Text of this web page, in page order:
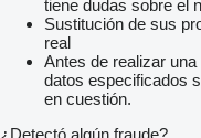
tiene dudas sobre el
Sustitución de sus
real
Antes de realizar
datos especificados
en cuestión.